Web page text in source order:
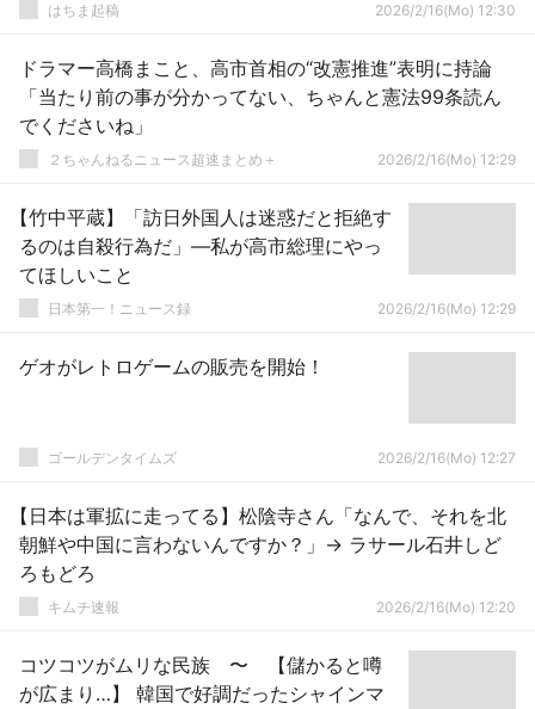
はちま起稿 2026/2/16(Mo) 12:30
ドラマー高橋まこと、高市首相の“改憲推進”表明に持論
「当たり前の事が分かってない、ちゃんと憲法99条読ん
でくださいね」
２ちゃんねるニュース超速まとめ＋ 2026/2/16(Mo) 12:29
【竹中平蔵】「訪日外国人は迷惑だと拒絶す
るのは自殺行為だ」―私が高市総理にやっ
てほしいこと
日本第一！ニュース録 2026/2/16(Mo) 12:29
ゲオがレトロゲームの販売を開始！
ゴールデンタイムズ 2026/2/16(Mo) 12:27
【日本は軍拡に走ってる】松陰寺さん「なんで、それを北
朝鮮や中国に言わないんですか？」→ ラサール石井しど
ろもどろ
キムチ速報 2026/2/16(Mo) 12:20
コツコツがムリな民族 〜 【儲かると噂
が広まり…】 韓国で好調だったシャインマ